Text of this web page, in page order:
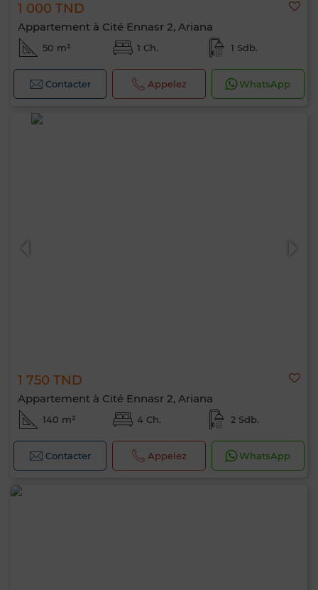
1 000 TND
Appartement à Cité Ennasr 2, Ariana
50 m² 1 Ch. 1 Sdb.
Contacter Appelez WhatsApp
1 750 TND
Appartement à Cité Ennasr 2, Ariana
140 m² 4 Ch. 2 Sdb.
Contacter Appelez WhatsApp